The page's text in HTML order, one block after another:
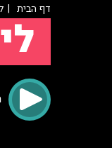
דף הבית |